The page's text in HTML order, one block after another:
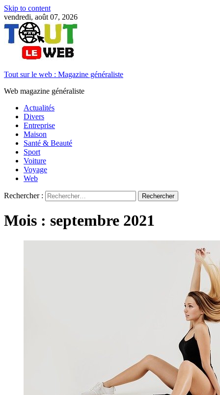
Skip to content
vendredi, août 07, 2026
Tout sur le web : Magazine généraliste
Web magazine généraliste
Actualités
Divers
Entreprise
Maison
Santé & Beauté
Sport
Voiture
Voyage
Web
Rechercher :
Mois : septembre 2021